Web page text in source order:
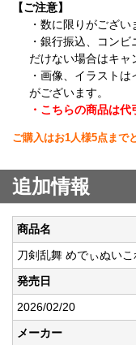
【ご注意】
・数に限りがござ
・銀行振込、コン
だけない場合はキャ
・画像、イラスト
がございます。
・こちらの商品は
ご購入はお1人様5点まで
追加情報
商品名
刀剣乱舞 めでぃぬい
発売日
2026/02/20
メーカー